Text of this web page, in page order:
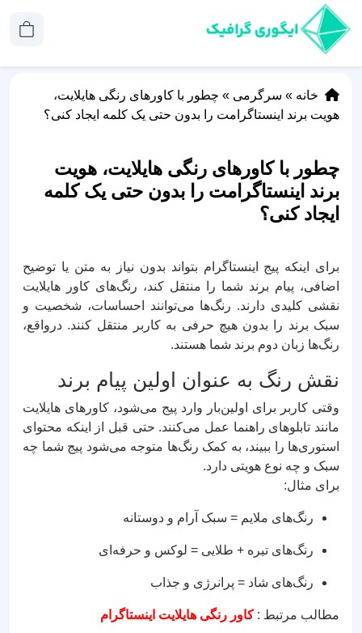
خانه » سرگرمی » چطور با کاورهای رنگی هایلایت،
هویت برند اینستاگرامت را بدون حتی یک کلمه ایجاد کنی؟
چطور با کاورهای رنگی هایلایت، هویت
برند اینستاگرامت را بدون حتی یک کلمه
ایجاد کنی؟
برای اینکه پیج اینستاگرام بتواند بدون نیاز به متن یا توضیح
اضافی، پیام برند شما را منتقل کند، رنگ‌های کاور هایلایت
نقشی کلیدی دارند. رنگ‌ها می‌توانند احساسات، شخصیت و
سبک برند را بدون هیچ حرفی به کاربر منتقل کنند. درواقع،
رنگ‌ها زبان دوم برند شما هستند.
نقش رنگ به عنوان اولین پیام برند
وقتی کاربر برای اولین‌بار وارد پیج می‌شود، کاورهای هایلایت
مانند تابلوهای راهنما عمل می‌کنند. حتی قبل از اینکه محتوای
استوری‌ها را ببیند، به کمک رنگ‌ها متوجه می‌شود پیج شما چه
سبک و چه نوع هویتی دارد.
برای مثال:
رنگ‌های ملایم = سبک آرام و دوستانه
رنگ‌های تیره + طلایی = لوکس و حرفه‌ای
رنگ‌های شاد = پرانرژی و جذاب
مطالب مرتبط :کاور رنگی هایلایت اینستاگرام